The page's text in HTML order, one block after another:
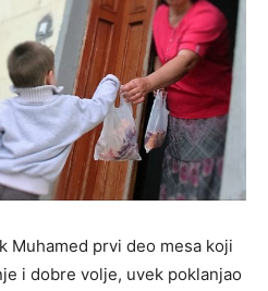
Muhamed prvi deo mesa koji
i dobre volje, uvek poklanjao